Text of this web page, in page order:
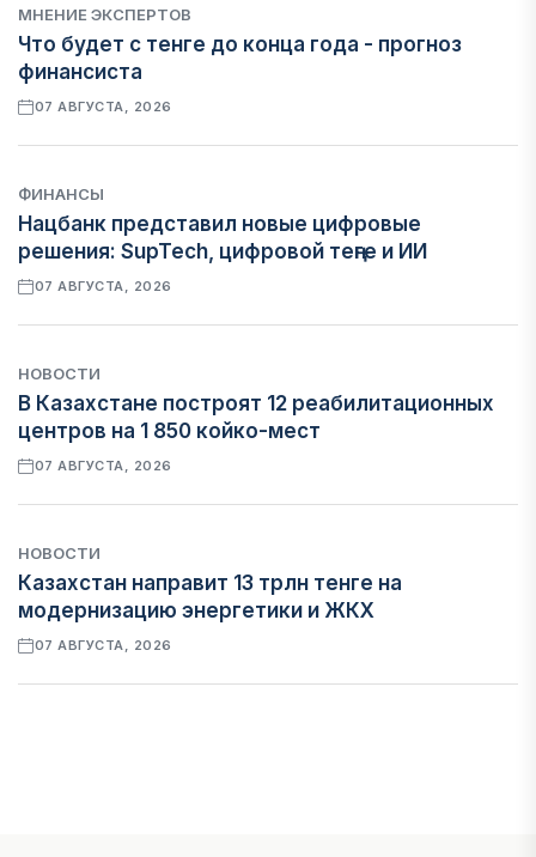
МНЕНИЕ ЭКСПЕРТОВ
Что будет с тенге до конца года - прогноз
финансиста
07 АВГУСТА, 2026
ФИНАНСЫ
Нацбанк представил новые цифровые
решения: SupTech, цифровой теңге и ИИ
07 АВГУСТА, 2026
НОВОСТИ
В Казахстане построят 12 реабилитационных
центров на 1 850 койко-мест
07 АВГУСТА, 2026
НОВОСТИ
Казахстан направит 13 трлн тенге на
модернизацию энергетики и ЖКХ
07 АВГУСТА, 2026